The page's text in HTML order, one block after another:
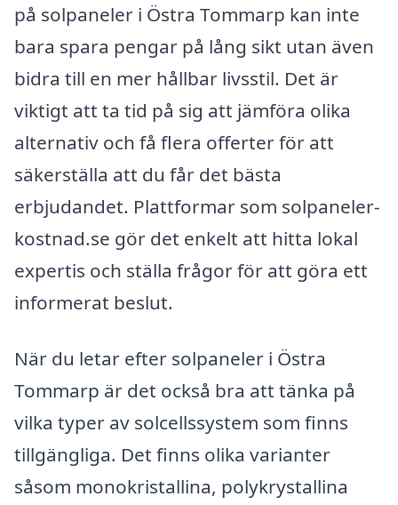
på solpaneler i Östra Tommarp kan inte
bara spara pengar på lång sikt utan även
bidra till en mer hållbar livsstil. Det är
viktigt att ta tid på sig att jämföra olika
alternativ och få flera offerter för att
säkerställa att du får det bästa
erbjudandet. Plattformar som solpaneler-
kostnad.se gör det enkelt att hitta lokal
expertis och ställa frågor för att göra ett
informerat beslut.
När du letar efter solpaneler i Östra
Tommarp är det också bra att tänka på
vilka typer av solcellssystem som finns
tillgängliga. Det finns olika varianter
såsom monokristallina, polykrystallina